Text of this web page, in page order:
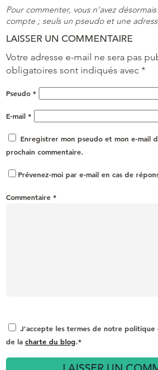
Pour commenter, vous n’avez
compte ; seuls un pseudo et une
LAISSER UN COMMENTAIRE
Votre adresse e-mail ne sera pas
obligatoires sont indiqués avec *
Pseudo *
E-mail *
Enregistrer mon pseudo et mon e-mail
prochain commentaire.
Prévenez-moi par e-mail en cas de
Commentaire *
J'accepte les termes de notre politique
de la charte du blog.*